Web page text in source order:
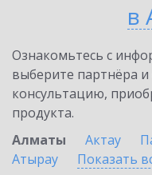
в
Ознакомьтесь с
выберите партнёра и
консультацию,
продукта.
Алматы
Актау
Атырау
Показать